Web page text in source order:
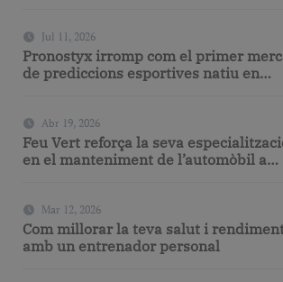
Jul 11, 2026
Pronostyx irromp com el primer
de prediccions esportives natiu en
Abr 19, 2026
Feu Vert reforça la seva
en el manteniment de l’automòbil a
Mar 12, 2026
Com millorar la teva salut i
amb un entrenador personal